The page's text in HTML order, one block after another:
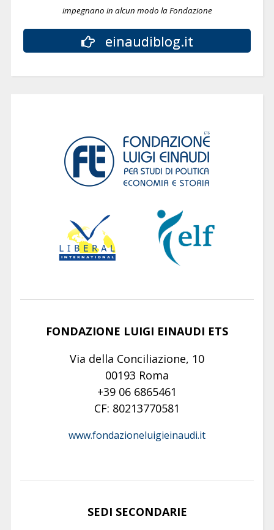
impegnano in alcun modo la Fondazione
einaudiblog.it
FONDAZIONE LUIGI EINAUDI ETS
Via della Conciliazione, 10
00193 Roma
+39 06 6865461
CF: 80213770581
www.fondazioneluigieinaudi.it
SEDI SECONDARIE